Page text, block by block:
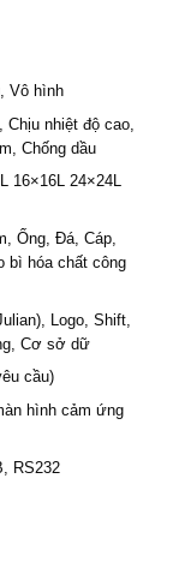
Vô hình
nhiệt độ cao,
Chống dầu
16×16L 24×24L
Ống, Đá, Cáp,
bì hóa chất công
Logo, Shift,
Cơ sở dữ
cầu)
hình cảm ứng
RS232